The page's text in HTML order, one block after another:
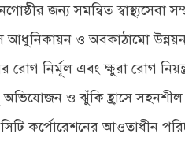
জন্য সমন্বিত স্বাস্থ্যসেবা
আধুনিকায়ন ও অবকাঠামো
রোগ নির্মূল এবং ক্ষুরা রোগ
ও ঝুঁকি হ্রাসে
সিটি কর্পোরেশনের আওতাধীন